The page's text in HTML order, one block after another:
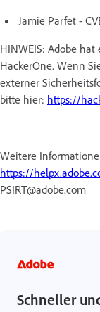
Jamie Parfet -
HINWEIS: Adobe
HackerOne. Wenn
externer
bitte hier: https://
Weitere
https://
PSIRT@adobe.com
Schneller